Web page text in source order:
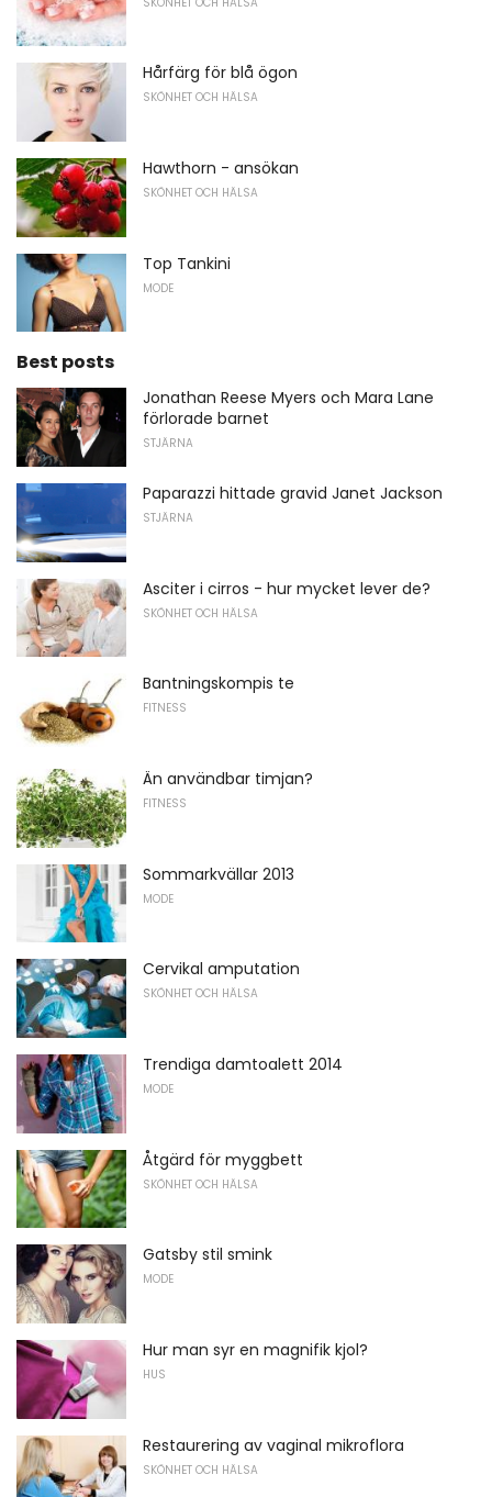
Hårfärg för blå ögon
SKÖNHET OCH HÄLSA
Hawthorn - ansökan
SKÖNHET OCH HÄLSA
Top Tankini
MODE
Best posts
Jonathan Reese Myers och Mara Lane
förlorade barnet
STJÄRNA
Paparazzi hittade gravid Janet Jackson
STJÄRNA
Asciter i cirros - hur mycket lever de?
SKÖNHET OCH HÄLSA
Bantningskompis te
FITNESS
Än användbar timjan?
FITNESS
Sommarkvällar 2013
MODE
Cervikal amputation
SKÖNHET OCH HÄLSA
Trendiga damtoalett 2014
MODE
Åtgärd för myggbett
SKÖNHET OCH HÄLSA
Gatsby stil smink
MODE
Hur man syr en magnifik kjol?
HUS
Restaurering av vaginal mikroflora
SKÖNHET OCH HÄLSA